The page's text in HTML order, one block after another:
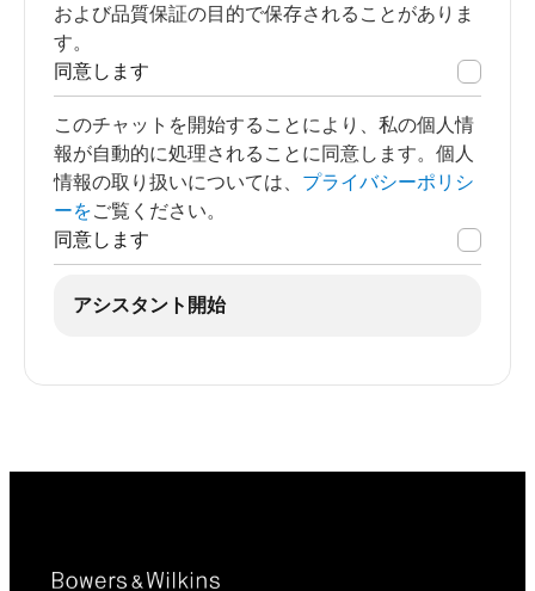
および品質保証の目的で保存されることがありま
す。
同意します
このチャットを開始することにより、私の個人情
報が自動的に処理されることに同意します。個人
情報の取り扱いについては、 プライバシーポリシ
ーをご覧ください。
同意します
アシスタント開始